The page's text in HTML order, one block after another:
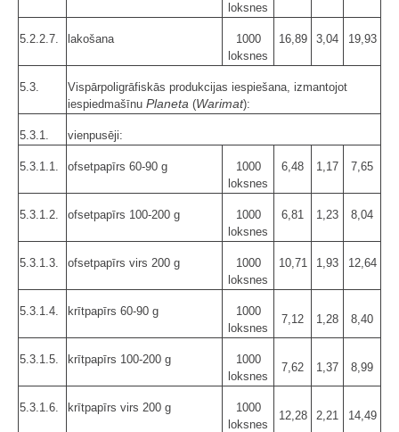
loksnes
5.2.2.7. lakošana
1000
loksnes
16,89 3,04 19,93
5.3.
Vispārpoligrāfiskās produkcijas iespiešana, izmantojot
iespiedmašīnu Planeta (Warimat):
5.3.1. vienpusēji:
5.3.1.1. ofsetpapīrs 60-90 g
1000
loksnes
6,48 1,17 7,65
5.3.1.2. ofsetpapīrs 100-200 g
1000
loksnes
6,81 1,23 8,04
5.3.1.3. ofsetpapīrs virs 200 g
1000
loksnes
10,71 1,93 12,64
5.3.1.4. krītpapīrs 60-90 g
1000
loksnes
7,12 1,28 8,40
5.3.1.5. krītpapīrs 100-200 g
1000
loksnes
7,62 1,37 8,99
5.3.1.6. krītpapīrs virs 200 g
1000
loksnes
12,28 2,21 14,49